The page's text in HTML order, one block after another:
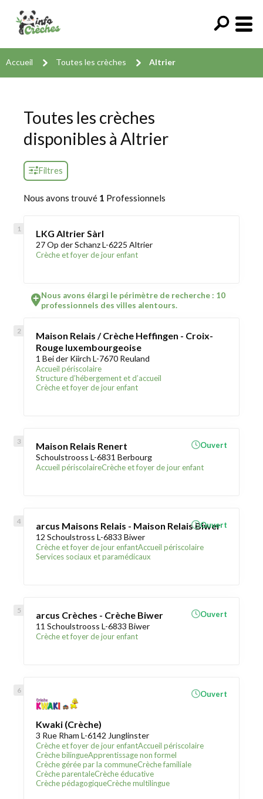
Accueil Toutes les crèches Altrier
Toutes les crèches
disponibles à Altrier
Filtres
Nous avons trouvé 1 Professionnels
LKG Altrier Sàrl
27 Op der Schanz L-6225 Altrier
Crèche et foyer de jour enfant
Nous avons élargi le périmètre de recherche : 10
professionnels des villes alentours.
Maison Relais / Crèche Heffingen - Croix-
Rouge luxembourgeoise
1 Bei der Kiirch L-7670 Reuland
Accueil périscolaire
Structure d’hébergement et d’accueil
Crèche et foyer de jour enfant
Maison Relais Renert
Schoulstrooss L-6831 Berbourg
Accueil périscolaireCrèche et foyer de jour enfant
Ouvert
arcus Maisons Relais - Maison Relais Biwer
12 Schoulstross L-6833 Biwer
Crèche et foyer de jour enfantAccueil périscolaire
Services sociaux et paramédicaux
Ouvert
arcus Crèches - Crèche Biwer
11 Schoulstrooss L-6833 Biwer
Crèche et foyer de jour enfant
Ouvert
Kwaki (Crèche)
3 Rue Rham L-6142 Junglinster
Crèche et foyer de jour enfantAccueil périscolaire
Crèche bilingueApprentissage non formel
Crèche gérée par la communeCrèche familiale
Crèche parentaleCrèche éducative
Crèche pédagogiqueCrèche multilingue
Ouvert